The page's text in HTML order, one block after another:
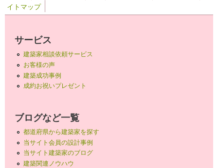
イトマップ
サービス
建築家相談依頼サービス
お客様の声
建築成功事例
成約お祝いプレゼント
ブログなど一覧
都道府県から建築家を探す
当サイト会員の設計事例
当サイト建築家のブログ
建築関連ノウハウ